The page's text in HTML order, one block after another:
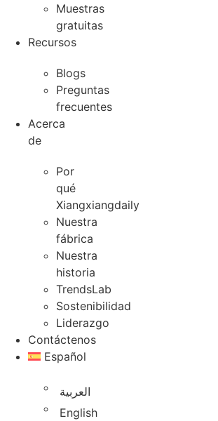
Muestras
gratuitas
Recursos
Blogs
Preguntas
frecuentes
Acerca
de
Por
qué
Xiangxiangdaily
Nuestra
fábrica
Nuestra
historia
TrendsLab
Sostenibilidad
Liderazgo
Contáctenos
Español
العربية
English